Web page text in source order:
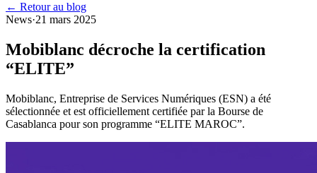
← Retour au blog
News·21 mars 2025
Mobiblanc décroche la certification
“ELITE”
Mobiblanc, Entreprise de Services Numériques (ESN) a été
sélectionnée et est officiellement certifiée par la Bourse de
Casablanca pour son programme “ELITE MAROC”.